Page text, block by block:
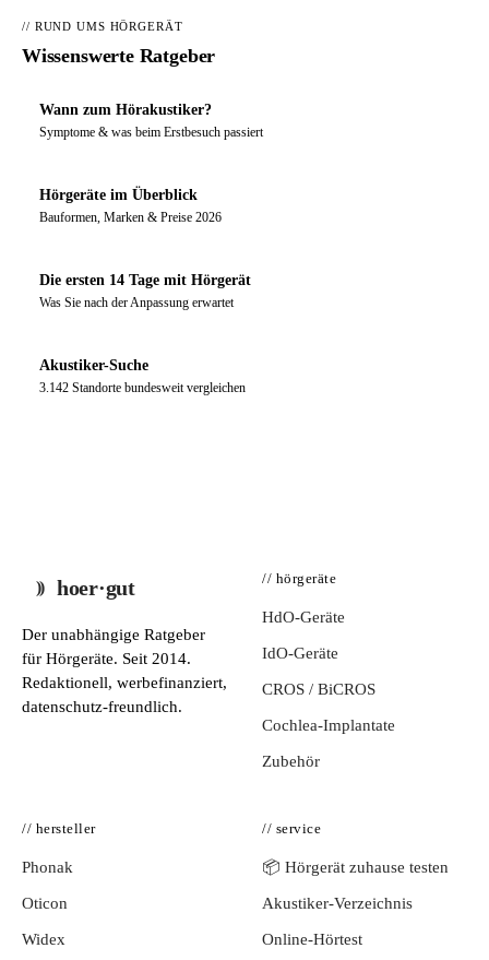
// RUND UMS HÖRGERÄT
Wissenswerte Ratgeber
Wann zum Hörakustiker?
Symptome & was beim Erstbesuch passiert
Hörgeräte im Überblick
Bauformen, Marken & Preise 2026
Die ersten 14 Tage mit Hörgerät
Was Sie nach der Anpassung erwartet
Akustiker-Suche
3.142 Standorte bundesweit vergleichen
hoer·gut
Der unabhängige Ratgeber
für Hörgeräte. Seit 2014.
Redaktionell, werbefinanziert,
datenschutz-freundlich.
// hörgeräte
HdO-Geräte
IdO-Geräte
CROS / BiCROS
Cochlea-Implantate
Zubehör
// hersteller
Phonak
Oticon
Widex
// service
📦 Hörgerät zuhause testen
Akustiker-Verzeichnis
Online-Hörtest